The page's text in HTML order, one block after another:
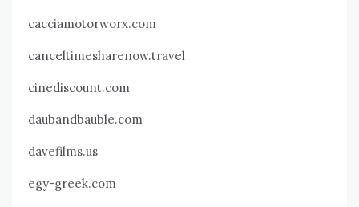
cacciamotorworx.com
canceltimesharenow.travel
cinediscount.com
daubandbauble.com
davefilms.us
egy-greek.com